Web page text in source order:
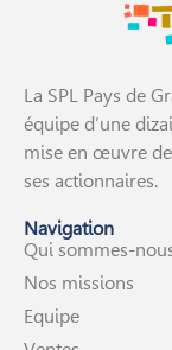
La SPL Pays de
équipe d’une
mise en œuvre
ses actionnaires.
Navigation
Qui sommes-
Nos missions
Equipe